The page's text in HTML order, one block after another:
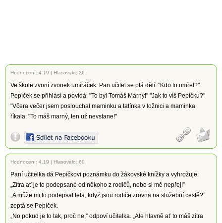
Hodnocení: 4.19 | Hlasovalo: 36
Ve škole zvoní zvonek umíráček. Pan učitel se ptá dětí: "Kdo to umřel?"
Pepíček se přihlásí a povídá: "To byl Tomáš Marný!" "Jak to víš Pepíčku?"
"Včera večer jsem poslouchal maminku a tatínka v ložnici a maminka
říkala: "To máš marný, ten už nevstane!"
Hodnocení: 4.19 | Hlasovalo: 60
Paní učitelka dá Pepíčkovi poznámku do žákovské knížky a vyhrožuje:
„Zítra ať je to podepsané od někoho z rodičů, nebo si mě nepřej!”
„A může mi to podepsat teta, když jsou rodiče zrovna na služební cestě?”
zeptá se Pepíček.
„No pokud je to tak, proč ne,” odpoví učitelka. „Ale hlavně ať to máš zítra